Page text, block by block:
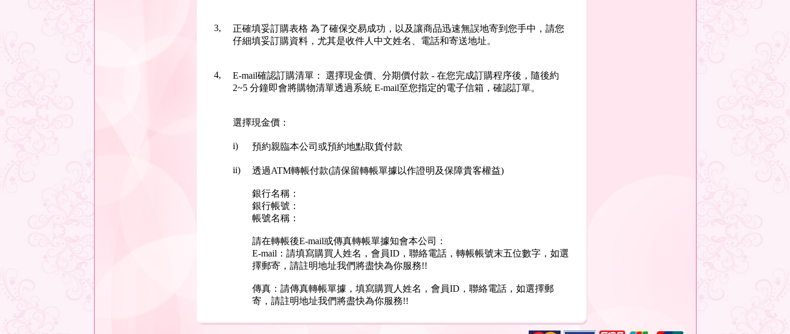
3,
正確填妥訂購表格 為了確保交易成功，以及讓商品迅速無誤地寄到您手中，請您
仔細填妥訂購資料，尤其是收件人中文姓名、電話和寄送地址。
4,
E-mail確認訂購清單： 選擇現金價、分期價付款 - 在您完成訂購程序後，隨後約
2~5 分鐘即會將購物清單透過系統 E-mail至您指定的電子信箱，確認訂單。
選擇現金價：
i) 預約親臨本公司或預約地點取貨付款
ii) 透過ATM轉帳付款(請保留轉帳單據以作證明及保障貴客權益)
銀行名稱：
銀行帳號：
帳號名稱：
請在轉帳後E-mail或傳真轉帳單據知會本公司：
E-mail：請填寫購買人姓名，會員ID，聯絡電話，轉帳帳號末五位數字，如選
擇郵寄，請註明地址我們將盡快為你服務!!
傳真：請傳真轉帳單據，填寫購買人姓名，會員ID，聯絡電話，如選擇郵
寄，請註明地址我們將盡快為你服務!!